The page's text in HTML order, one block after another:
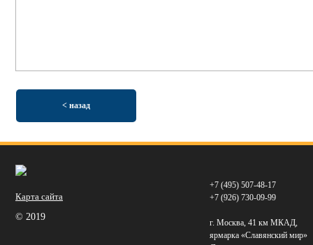
< назад
Карта сайта
© 2019
+7 (495) 507-48-17
+7 (926) 730-09-99
г. Москва, 41 км МКАД,
ярмарка «Славянский мир»